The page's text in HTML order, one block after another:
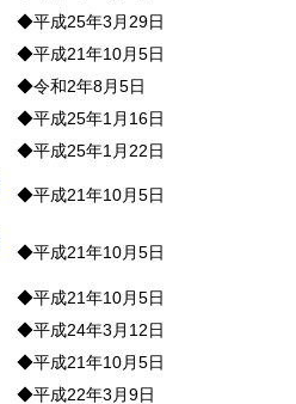
◆平成25年3月29日
◆平成21年10月5日
◆令和2年8月5日
◆平成25年1月16日
◆平成25年1月22日
◆平成21年10月5日
◆平成21年10月5日
◆平成21年10月5日
◆平成24年3月12日
◆平成21年10月5日
◆平成22年3月9日